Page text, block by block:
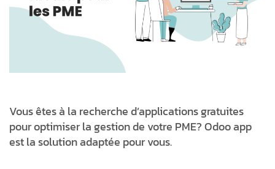
Vous êtes à la recherche d’applications gratuites
pour optimiser la gestion de votre PME? Odoo app
est la solution adaptée pour vous.